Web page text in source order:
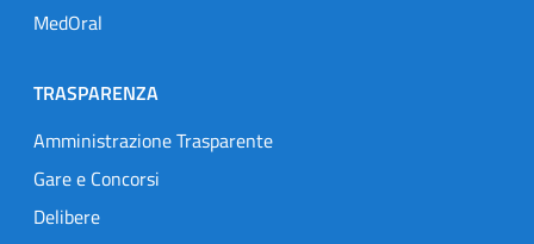
MedOral
TRASPARENZA
Amministrazione Trasparente
Gare e Concorsi
Delibere